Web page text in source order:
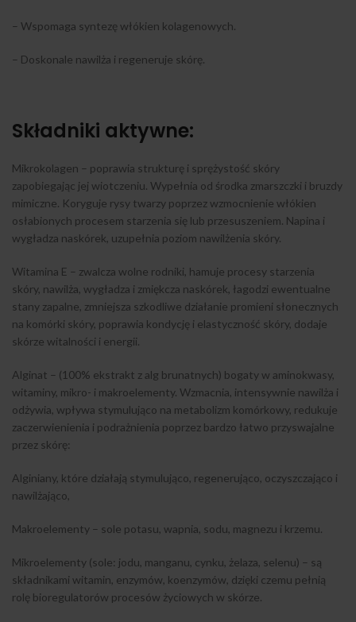
– Wspomaga syntezę włókien kolagenowych.
– Doskonale nawilża i regeneruje skórę.
Składniki aktywne:
Mikrokolagen – poprawia strukturę i sprężystość skóry
zapobiegając jej wiotczeniu. Wypełnia od środka zmarszczki i bruzdy
mimiczne. Koryguje rysy twarzy poprzez wzmocnienie włókien
osłabionych procesem starzenia się lub przesuszeniem. Napina i
wygładza naskórek, uzupełnia poziom nawilżenia skóry.
Witamina E – zwalcza wolne rodniki, hamuje procesy starzenia
skóry, nawilża, wygładza i zmiękcza naskórek, łagodzi ewentualne
stany zapalne, zmniejsza szkodliwe działanie promieni słonecznych
na komórki skóry, poprawia kondycję i elastyczność skóry, dodaje
skórze witalności i energii.
Alginat – (100% ekstrakt z alg brunatnych) bogaty w aminokwasy,
witaminy, mikro- i makroelementy. Wzmacnia, intensywnie nawilża i
odżywia, wpływa stymulująco na metabolizm komórkowy, redukuje
zaczerwienienia i podrażnienia poprzez bardzo łatwo przyswajalne
przez skórę:
Alginiany, które działają stymulująco, regenerująco, oczyszczająco i
nawilżająco,
Makroelementy – sole potasu, wapnia, sodu, magnezu i krzemu.
Mikroelementy (sole: jodu, manganu, cynku, żelaza, selenu) – są
składnikami witamin, enzymów, koenzymów, dzięki czemu pełnią
rolę bioregulatorów procesów życiowych w skórze.